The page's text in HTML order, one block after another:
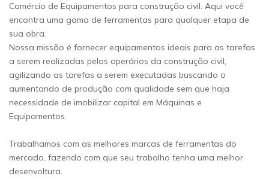
Comércio de Equipamentos para construção civil. Aqui você
encontra uma gama de ferramentas para qualquer etapa de
sua obra.
Nossa missão é fornecer equipamentos ideais para as tarefas
a serem realizadas pelos operários da construção civil,
agilizando as tarefas a serem executadas buscando o
aumentando de produção com qualidade sem que haja
necessidade de imobilizar capital em Máquinas e
Equipamentos.
Trabalhamos com as melhores marcas de ferramentas do
mercado, fazendo com que seu trabalho tenha uma melhor
desenvoltura.